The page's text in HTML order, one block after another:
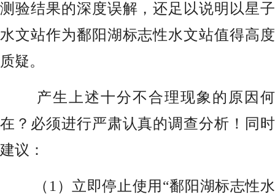
测验结果的深度误解，还足以说明以星子
水文站作为鄱阳湖标志性水文站值得高度
质疑。
产生上述十分不合理现象的原因何
在？必须进行严肃认真的调查分析！同时
建议：
（1）立即停止使用“鄱阳湖标志性水